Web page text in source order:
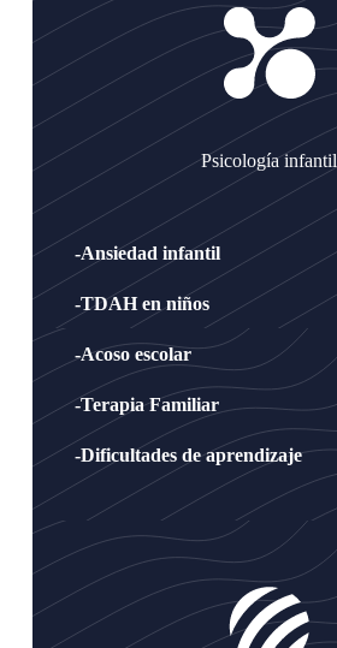
Psicología infantil
-Ansiedad infantil
-TDAH en niños
-Acoso escolar
-Terapia Familiar
-Dificultades de aprendizaje